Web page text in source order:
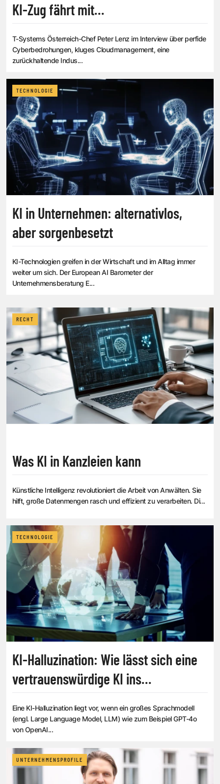
KI-Zug fährt mit
T-Systems Österreich-Chef Peter Lenz im Interview über perfide
Cyberbedrohungen, kluges Cloudmanagement, eine
zurückhaltende Indus...
TECHNOLOGIE
KI in Unternehmen: alternativlos,
aber sorgenbesetzt
KI-Technologien greifen in der Wirtschaft und im Alltag immer
weiter um sich. Der European AI Barometer der
Unternehmensberatung E...
RECHT
Was KI in Kanzleien kann
Künstliche Intelligenz revolutioniert die Arbeit von Anwälten. Sie
hilft, große Datenmengen rasch und effizient zu verarbeiten. Di...
TECHNOLOGIE
KI-Halluzination: Wie lässt sich eine
vertrauenswürdige KI ins
Eine KI-Halluzination liegt vor, wenn ein großes Sprachmodell
(engl. Large Language Model, LLM) wie zum Beispiel GPT-4o
von OpenAI...
UNTERNEHMENSPROFILE